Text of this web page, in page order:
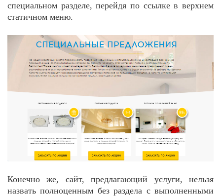
специальном разделе, перейдя по ссылке в верхнем
статичном меню.
Конечно же, сайт, предлагающий услуги, нельзя
назвать полноценным без раздела с выполненными